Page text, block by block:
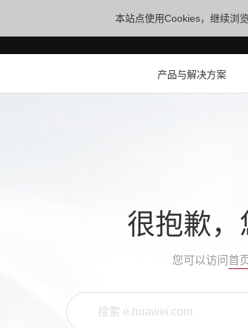
本站点使用Cookies，继续浏
产品与解决方案
很抱歉，
您可以访问 首